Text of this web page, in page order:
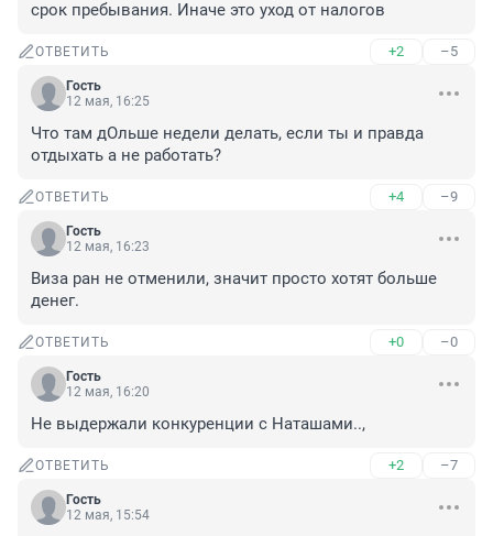
срок пребывания. Иначе это уход от налогов
ОТВЕТИТЬ +2 –5
Гость
12 мая, 16:25
Что там дОльше недели делать, если ты и правда
отдыхать а не работать?
ОТВЕТИТЬ +4 –9
Гость
12 мая, 16:23
Виза ран не отменили, значит просто хотят больше
денег.
ОТВЕТИТЬ +0 –0
Гость
12 мая, 16:20
Не выдержали конкуренции с Наташами..,
ОТВЕТИТЬ +2 –7
Гость
12 мая, 15:54